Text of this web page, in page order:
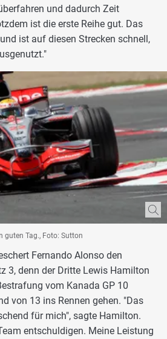
und dadurch Zeit
ist die erste Reihe gut. Das
ist auf diesen Strecken schnell,
guten Tag., Foto: Sutton
Fernando Alonso den
3, denn der Dritte Lewis Hamilton
vom Kanada GP 10
von 13 ins Rennen gehen. "Das
für mich", sagte Hamilton.
entschuldigen. Meine Leistung